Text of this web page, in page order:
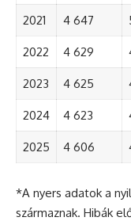
2021 4 647
2022 4 629
2023 4 625
2024 4 623
2025 4 606
*A nyers adatok a
származnak. Hibák